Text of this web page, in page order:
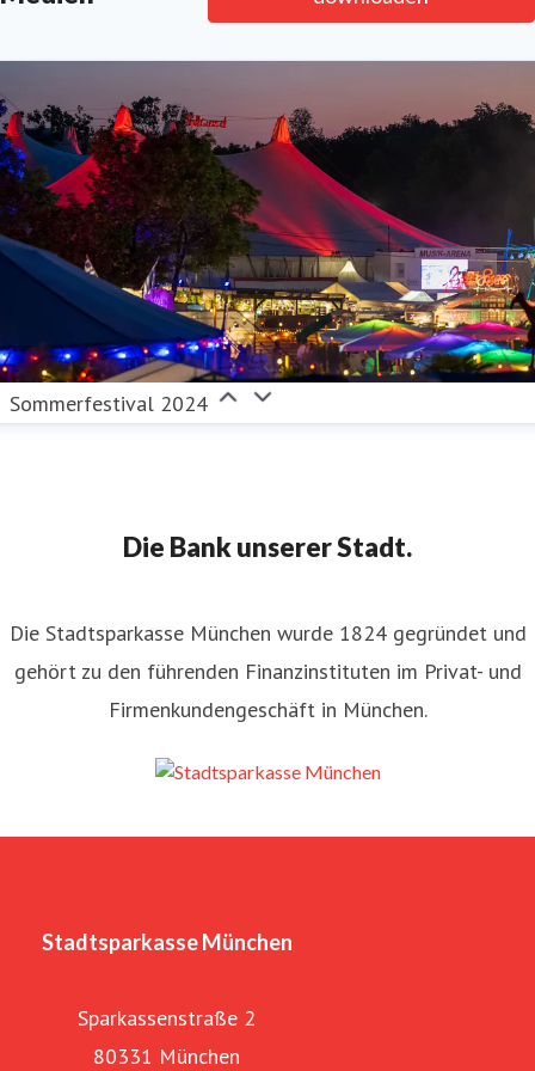
Sommerfestival 2024
Die Bank unserer Stadt.
Die Stadtsparkasse München wurde 1824 gegründet und
gehört zu den führenden Finanzinstituten im Privat- und
Firmenkundengeschäft in München.
Stadtsparkasse München
Sparkassenstraße 2
80331 München